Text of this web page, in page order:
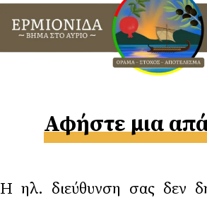
Αφήστε μια
Η ηλ. διεύθυνση σας δεν